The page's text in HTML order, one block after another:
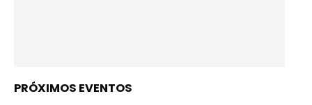
PRÓXIMOS EVENTOS